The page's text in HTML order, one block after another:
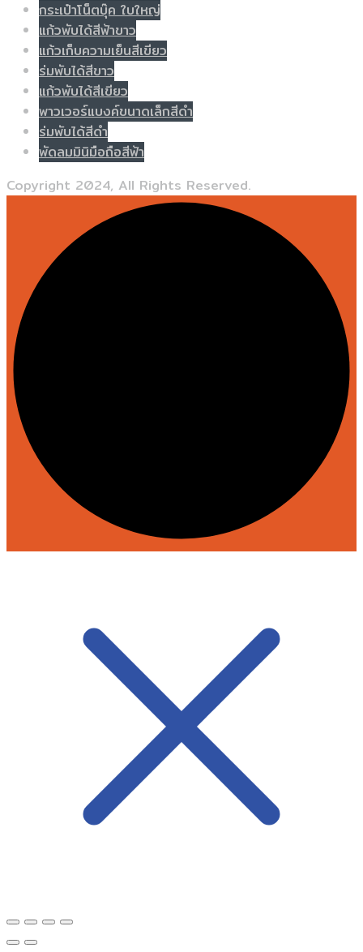
กระเป๋าโน็ตบุ๊ค ใบใหญ่
แก้วพับได้สีฟ้าขาว
แก้วเก็บความเย็นสีเขียว
ร่มพับได้สีขาว
แก้วพับได้สีเขียว
พาวเวอร์แบงค์ขนาดเล็กสีดำ
ร่มพับได้สีดำ
พัดลมมินิมือถือสีฟ้า
Copyright 2024, All Rights Reserved.